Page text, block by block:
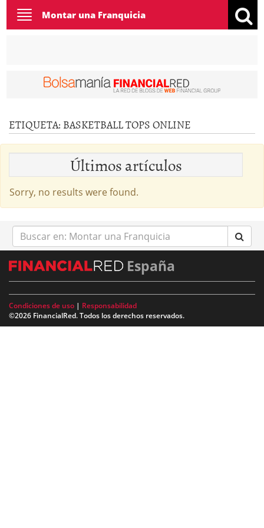
Toggle
navigation
Montar una Franquicia
ETIQUETA: BASKETBALL TOPS ONLINE
Últimos artículos
Sorry, no results were found.
Buscar
en:
España
Condiciones de uso | Responsabilidad
©2026 FinancialRed. Todos los derechos reservados.